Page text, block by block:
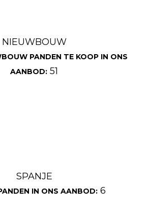
NIEUWBOUW
PANDEN TE KOOP IN ONS
AANBOD: 51
SPANJE
IN ONS AANBOD:6